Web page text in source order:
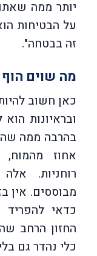
יותר ממה
על הבטיחות
זה בבטחה".
מה שוים
כאן חשוב
ובראיונות
בהרבה ממה
אחוז מהמוח,
רוחניות.
מבוססים. אין
כדאי
החזון הרחב
כלי נהדר גם